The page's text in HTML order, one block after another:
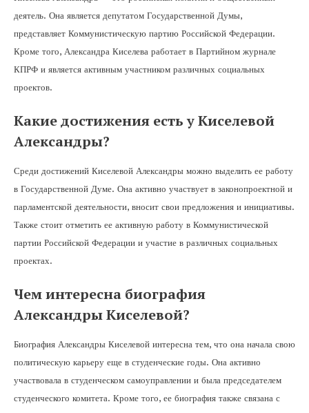
деятель. Она является депутатом Государственной Думы,
представляет Коммунистическую партию Российской Федерации.
Кроме того, Александра Киселева работает в Партийном журнале
КПРФ и является активным участником различных социальных
проектов.
Какие достижения есть у Киселевой
Александры?
Среди достижений Киселевой Александры можно выделить ее работу
в Государственной Думе. Она активно участвует в законопроектной и
парламентской деятельности, вносит свои предложения и инициативы.
Также стоит отметить ее активную работу в Коммунистической
партии Российской Федерации и участие в различных социальных
проектах.
Чем интересна биография
Александры Киселевой?
Биография Александры Киселевой интересна тем, что она начала свою
политическую карьеру еще в студенческие годы. Она активно
участвовала в студенческом самоуправлении и была председателем
студенческого комитета. Кроме того, ее биография также связана с